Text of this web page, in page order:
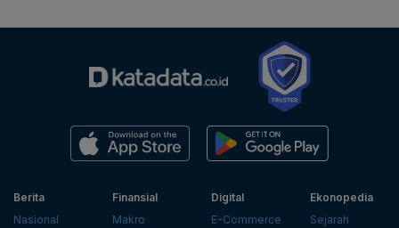
Berita
Nasional
Finansial
Makro
Digital
E-Commerce
Ekonopedia
Sejarah